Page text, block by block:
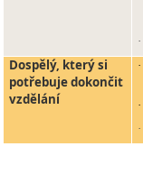
·
Dospělý, který si
potřebuje dokončit
vzdělání
·
·
·